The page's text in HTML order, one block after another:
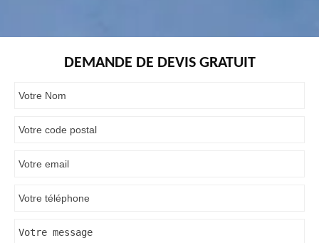
DEMANDE DE DEVIS GRATUIT